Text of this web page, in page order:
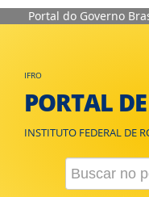
Portal do Governo
IFRO
PORTAL
INSTITUTO FEDERAL DE